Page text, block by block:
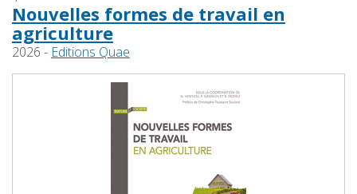
Nouvelles formes de travail en
agriculture
2026 - Editions Quae